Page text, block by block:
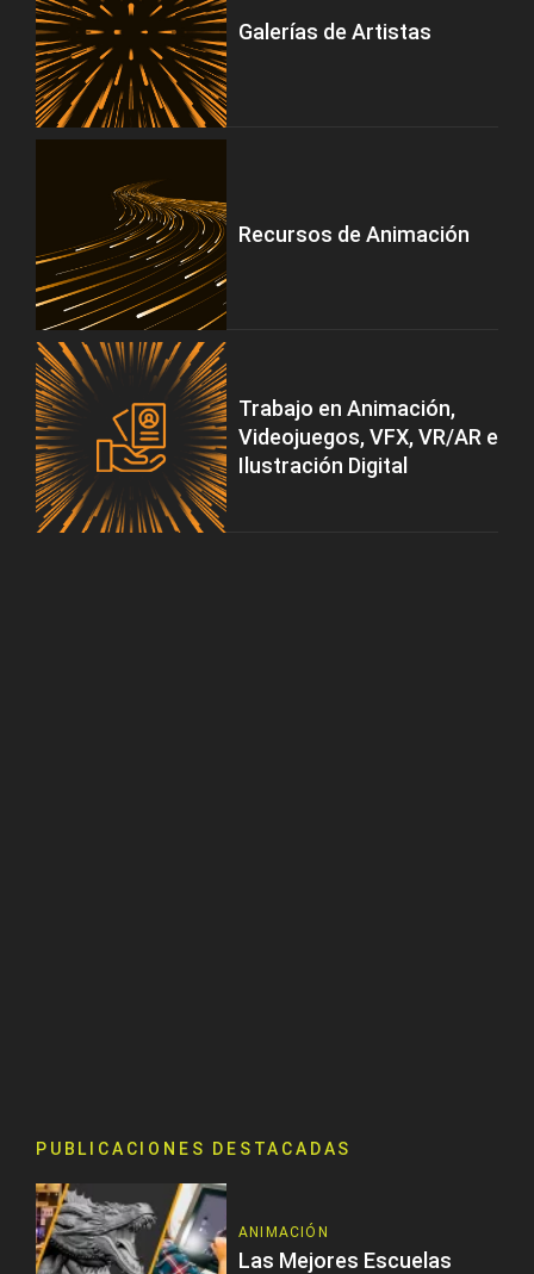
Galerías de Artistas
Recursos de Animación
Trabajo en Animación,
Videojuegos, VFX, VR/AR e
Ilustración Digital
PUBLICACIONES DESTACADAS
ANIMACIÓN
Las Mejores Escuelas